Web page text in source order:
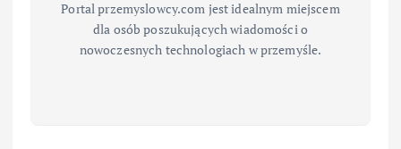
Portal przemyslowcy.com jest idealnym miejscem
dla osób poszukujących wiadomości o
nowoczesnych technologiach w przemyśle.